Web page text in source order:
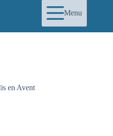
Menu
en Avent